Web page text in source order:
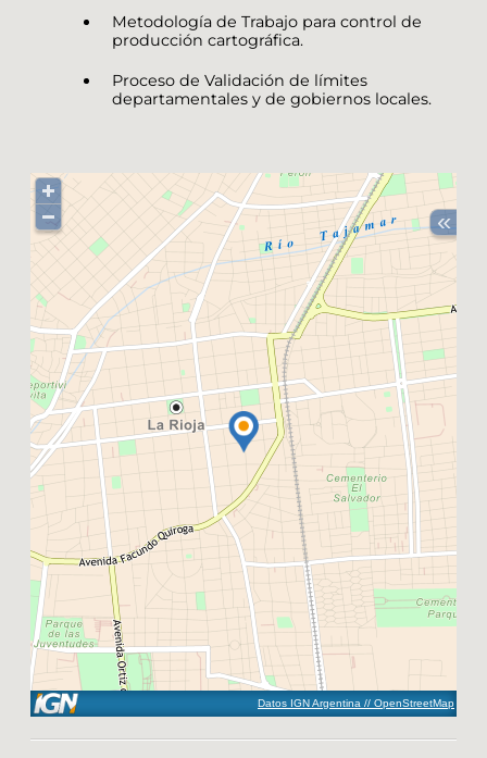
Metodología de Trabajo para control de
producción cartográfica.
Proceso de Validación de límites
departamentales y de gobiernos locales.
«
Datos IGN Argentina // OpenStreetMap